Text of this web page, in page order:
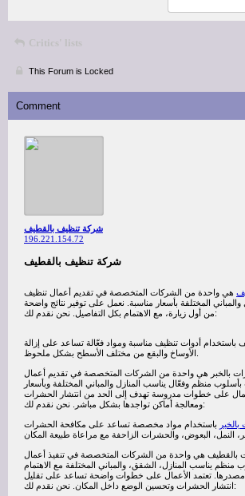
Critics' lists
This Forum is Locked
Comment
شركة تنظيف بالقطيف
196.221.154.72
شركة تنظيف بالقطيف
هي واحدة من الشركات المتخصصة في تقديم أعمال تنظيف
المختلفة بأسعار مناسبة. نعمل على توفير نتائج واضحة
من أول زيارة، مع الاهتمام بكل التفاصيل. نحن نقدم لك:
أدوات تنظيف مناسبة ومواد فعّالة تساعد على إزالة
بالخبر هي واحدة من الشركات المتخصصة في تقديم أعمال
منظم وفعّال يناسب المنازل والمباني المختلفة وبأسعار
على خطوات مدروسة تهدف إلى الحد من انتشار الحشرات
ومعالجة أماكن تواجدها بشكل مباشر. نحن نقدم لك:
باستخدام مواد مخصصة تساعد على مكافحة الحشرات
هي واحدة من الشركات المتخصصة في تنفيذ أعمال
يناسب المنازل، الشقق، والمباني المختلفة مع الاهتمام
مصدرها. تعتمد الأعمال على خطوات واضحة تساعد على تقليل
انتشار الحشرات وتحسين الوضع داخل المكان. نحن نقدم لك: